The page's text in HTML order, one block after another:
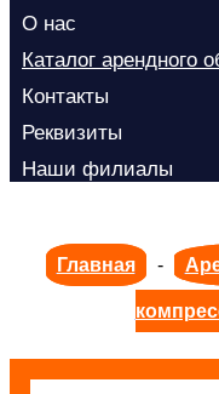
О нас
Каталог арендного
Контакты
Реквизиты
Наши филиалы
Главная -